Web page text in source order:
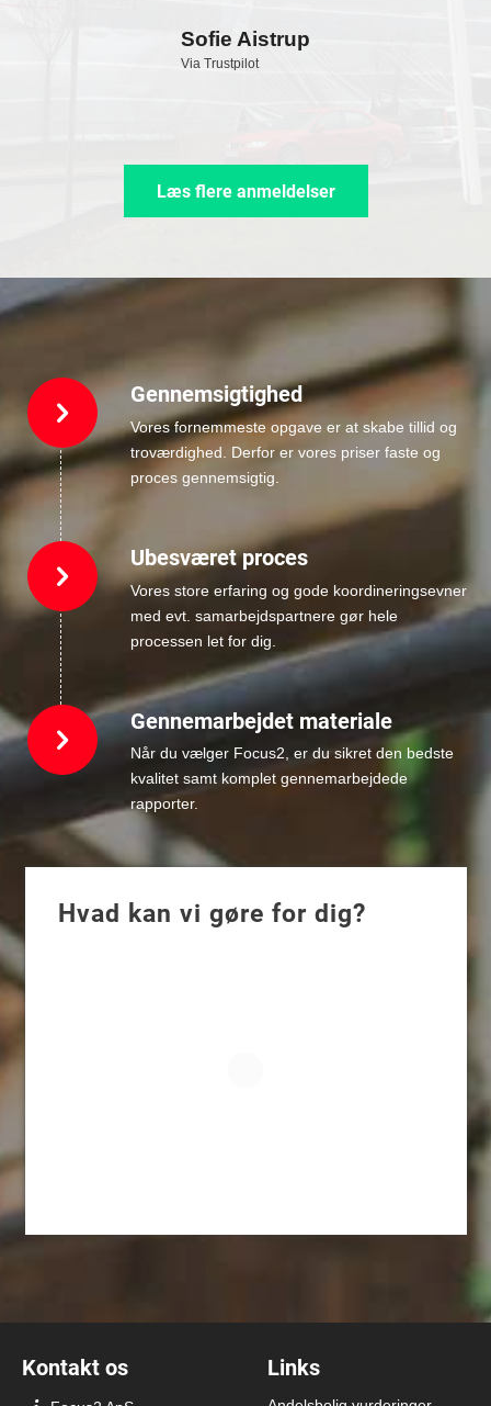
Sofie Aistrup
Via Trustpilot
Læs flere anmeldelser
Hvad kan vi gøre for dig?
Gennemsigtighed
Vores fornemmeste opgave er at skabe tillid og
troværdighed. Derfor er vores priser faste og
proces gennemsigtig.
Ubesværet proces
Vores store erfaring og gode koordineringsevner
med evt. samarbejdspartnere gør hele
processen let for dig.
Gennemarbejdet materiale
Når du vælger Focus2, er du sikret den bedste
kvalitet samt komplet gennemarbejdede
rapporter.
Kontakt os Links